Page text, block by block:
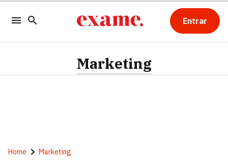
Entrar
Marketing
Home Marketing